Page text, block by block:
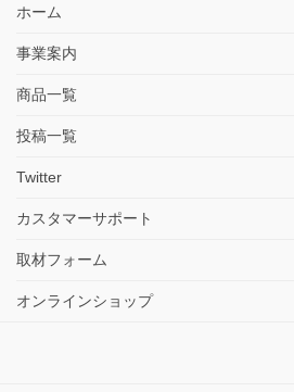
ホーム
事業案内
商品一覧
投稿一覧
Twitter
カスタマーサポート
取材フォーム
オンラインショップ